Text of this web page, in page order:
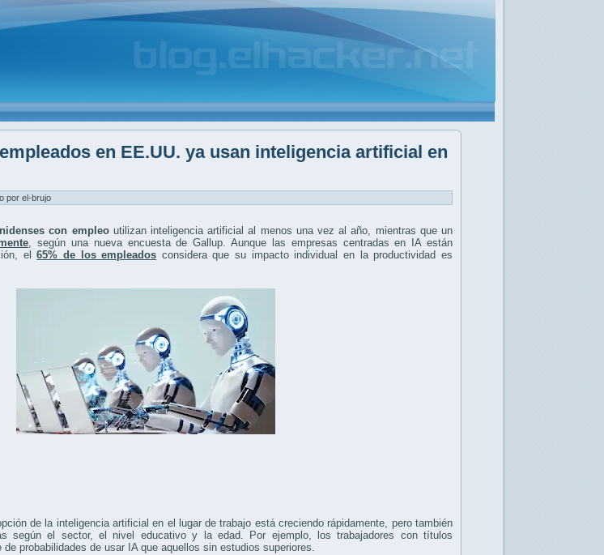
en EE.UU. ya usan inteligencia artificial en
por el-brujo
con empleoutilizan inteligencia artificial al menos una vez al año, mientras que un
, según una nueva encuesta de Gallup. Aunque las empresas centradas en IA están
el65% de los empleados considera que su impacto individual en la productividad es
de la inteligencia artificial en el lugar de trabajo está creciendo rápidamente, pero también
según el sector, el nivel educativo y la edad. Por ejemplo, los trabajadores con títulos
probabilidades de usar IA que aquellos sin estudios superiores.